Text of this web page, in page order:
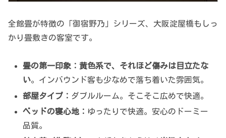
全館畳が特徴の「御宿野乃」シリーズ、大阪淀屋橋もしっ
かり畳敷きの客室です。
畳の第一印象：黄色系で、それほど傷みは目立たな
い。インバウンド客も少なめで落ち着いた雰囲気。
部屋タイプ： ダブルルーム。そこそこ広めで快適。
ベッドの寝心地： ゆったりで快適。安心のドーミー
品質。